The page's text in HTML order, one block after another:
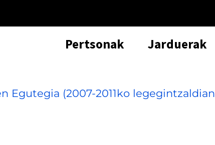
Pertsonak Jarduerak
Egutegia (2007-2011ko legegintzaldian